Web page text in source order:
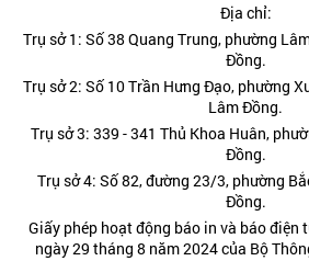
Địa chỉ:
Trụ sở 1: Số 38 Quang Trung, phường
Đồng.
Trụ sở 2: Số 10 Trần Hưng Đạo, phường
Lâm Đồng.
Trụ sở 3: 339 - 341 Thủ Khoa Huân,
Đồng.
Trụ sở 4: Số 82, đường 23/3, phường
Đồng.
Giấy phép hoạt động báo in và báo điện
ngày 29 tháng 8 năm 2024 của Bộ